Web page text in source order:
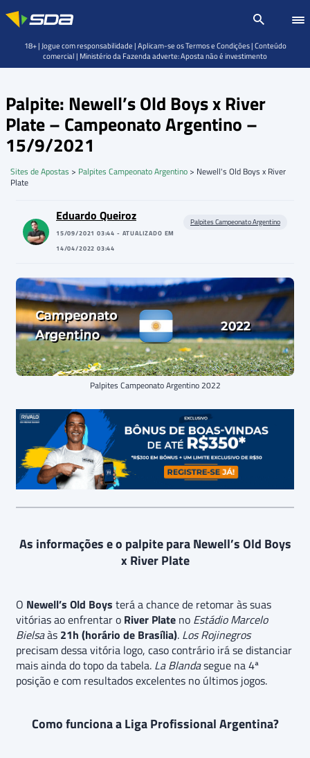
Palpite: Newell’s Old Boys x River
Plate – Campeonato Argentino –
15/9/2021
Sites de Apostas > Palpites Campeonato Argentino > Newell's Old Boys x River
Plate
Eduardo Queiroz
15/09/2021 03:44 - ATUALIZADO EM
14/04/2022 03:44
Palpites Campeonato Argentino
Palpites Campeonato Argentino 2022
As informações e o palpite para Newell’s Old Boys
x River Plate
O Newell’s Old Boys terá a chance de retomar às suas
vitórias ao enfrentar o River Plate no Estádio Marcelo
Bielsaàs 21h (horário de Brasília). Los Rojinegros
precisam dessa vitória logo, caso contrário irá se distanciar
mais ainda do topo da tabela. La Blandasegue na 4ª
posição e com resultados excelentes no últimos jogos.
Como funciona a Liga Profissional Argentina?
18+ | Jogue com responsabilidade | Aplicam-se os Termos e Condições | Conteúdo
comercial | Ministério da Fazenda adverte: Aposta não é investimento